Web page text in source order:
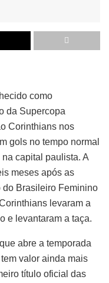
como
da Supercopa
Corinthians nos
gols no tempo normal
capital paulista. A
meses após as
do Brasileiro Feminino
levaram a
e levantaram a taça.
abre a temporada
valor ainda mais
título oficial das